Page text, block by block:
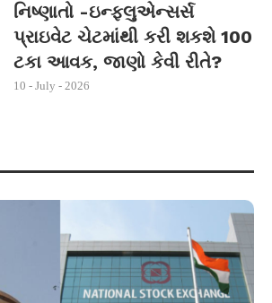
નિષ્ણાતો -ઇન્ફ્લુએન્સર્સ
પ્રાઇવેટ ચેટમાંથી કરી શકશે 100
ટકા આવક, જાણો કેવી રીતે?
10 - July - 2026